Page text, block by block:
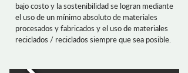
bajo costo y la sostenibilidad se logran mediante
el uso de un mínimo absoluto de materiales
procesados ​​y fabricados y el uso de materiales
reciclados / reciclados siempre que sea posible.